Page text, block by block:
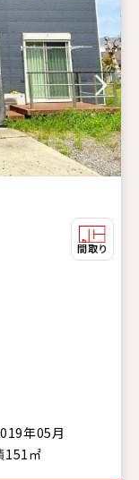
年05月
151㎡